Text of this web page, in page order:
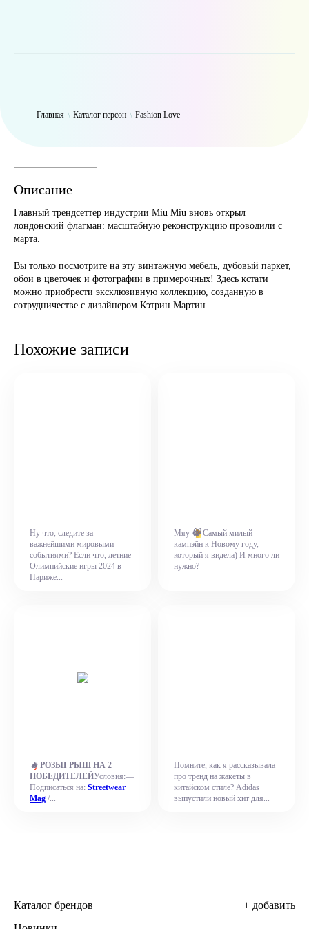
Главная \ Каталог персон \ Fashion Love
Описание
Главный трендсеттер индустрии Miu Miu вновь открыл
лондонский флагман: масштабную реконструкцию проводили с
марта.
Вы только посмотрите на эту винтажную мебель, дубовый паркет,
обои в цветочек и фотографии в примерочных! Здесь кстати
можно приобрести эксклюзивную коллекцию, созданную в
сотрудничестве с дизайнером Кэтрин Мартин.
Похожие записи
Ну что, следите за
важнейшими мировыми
событиями? Если что, летние
Олимпийские игры 2024 в
Париже...
Мяу 😸Самый милый
кампэйн к Новому году,
который я видела) И много ли
нужно?
🔥 РОЗЫГРЫШ НА 2
ПОБЕДИТЕЛЕЙУсловия:—
Подписаться на: Streetwear
Mag /...
Помните, как я рассказывала
про тренд на жакеты в
китайском стиле? Adidas
выпустили новый хит для...
Каталог брендов
+ добавить